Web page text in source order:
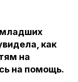
как
на
на помощь.